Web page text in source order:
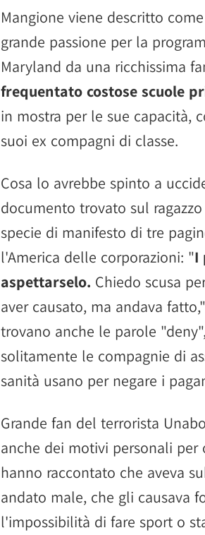
Mangione viene descritto
grande passione per la
Maryland da una ricchissima
frequentato costose scuole
in mostra per le sue capacità,
suoi ex compagni di classe.
Cosa lo avrebbe spinto a
documento trovato sul
specie di manifesto di tre
l'America delle corporazioni: "I
aspettarselo. Chiedo scusa
aver causato, ma andava
trovano anche le parole
solitamente le compagnie di
sanità usano per negare i
Grande fan del terrorista
anche dei motivi personali
hanno raccontato che aveva
andato male, che gli causava
l'impossibilità di fare sport o